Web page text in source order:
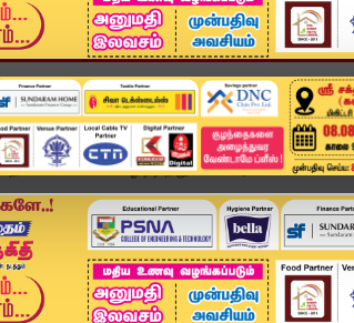
அண்மை தமிழ்நாடு சினிமா
தக் லைஃப் எபெக்ட்ஓடிடி நிறுவனம் அப்செட்?டஃப் லை...